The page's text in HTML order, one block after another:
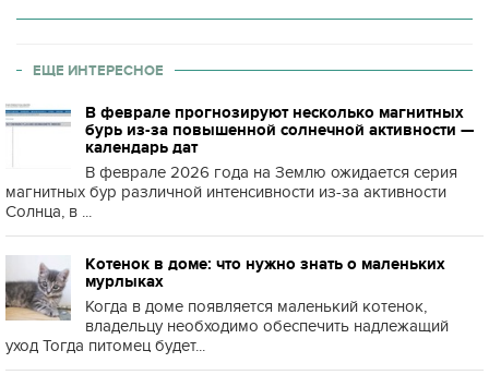
ЕЩЕ ИНТЕРЕСНОЕ
В феврале прогнозируют несколько магнитных
бурь из-за повышенной солнечной активности —
календарь дат
В феврале 2026 года на Землю ожидается серия
магнитных бур различной интенсивности из-за активности
Солнца, в ...
Котенок в доме: что нужно знать о маленьких
мурлыках
Когда в доме появляется маленький котенок,
владельцу необходимо обеспечить надлежащий
уход Тогда питомец будет...